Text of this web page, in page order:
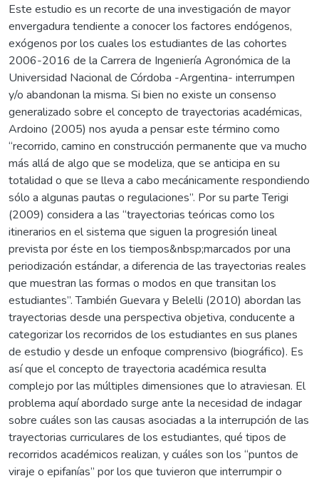
Este estudio es un recorte de una investigación de mayor
envergadura tendiente a conocer los factores endógenos,
exógenos por los cuales los estudiantes de las cohortes
2006-2016 de la Carrera de Ingeniería Agronómica de la
Universidad Nacional de Córdoba -Argentina- interrumpen
y/o abandonan la misma. Si bien no existe un consenso
generalizado sobre el concepto de trayectorias académicas,
Ardoino (2005) nos ayuda a pensar este término como
“recorrido, camino en construcción permanente que va mucho
más allá de algo que se modeliza, que se anticipa en su
totalidad o que se lleva a cabo mecánicamente respondiendo
sólo a algunas pautas o regulaciones”. Por su parte Terigi
(2009) considera a las “trayectorias teóricas como los
itinerarios en el sistema que siguen la progresión lineal
prevista por éste en los tiempos&nbsp;marcados por una
periodización estándar, a diferencia de las trayectorias reales
que muestran las formas o modos en que transitan los
estudiantes”. También Guevara y Belelli (2010) abordan las
trayectorias desde una perspectiva objetiva, conducente a
categorizar los recorridos de los estudiantes en sus planes
de estudio y desde un enfoque comprensivo (biográfico). Es
así que el concepto de trayectoria académica resulta
complejo por las múltiples dimensiones que lo atraviesan. El
problema aquí abordado surge ante la necesidad de indagar
sobre cuáles son las causas asociadas a la interrupción de las
trayectorias curriculares de los estudiantes, qué tipos de
recorridos académicos realizan, y cuáles son los “puntos de
viraje o epifanías” por los que tuvieron que interrumpir o